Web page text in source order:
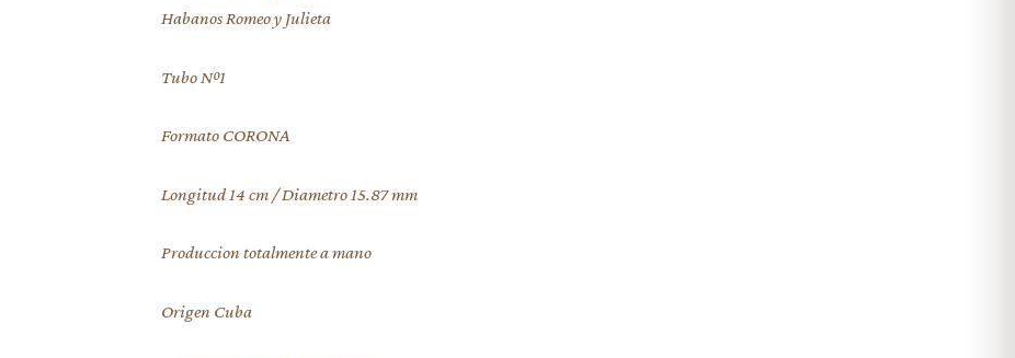
Habanos Romeo y Julieta
Tubo Nº1
Formato CORONA
Longitud 14 cm / Diametro 15.87 mm
Produccion totalmente a mano
Origen Cuba